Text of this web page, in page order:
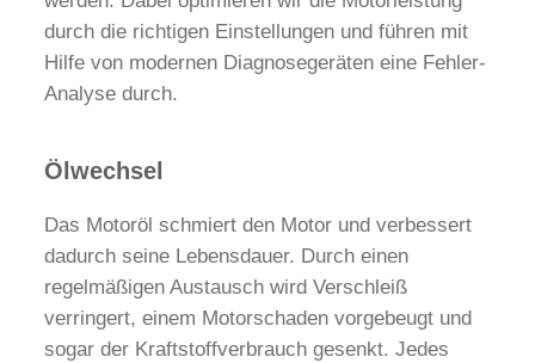
durch die richtigen Einstellungen und führen mit
Hilfe von modernen Diagnosegeräten eine Fehler-
Analyse durch.
Ölwechsel
Das Motoröl schmiert den Motor und verbessert
dadurch seine Lebensdauer. Durch einen
regelmäßigen Austausch wird Verschleiß
verringert, einem Motorschaden vorgebeugt und
sogar der Kraftstoffverbrauch gesenkt. Jedes